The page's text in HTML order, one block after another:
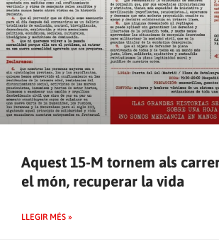
Aquest 15-M tornem als
el món, recuperar la vida
LLEGIR MÉS »